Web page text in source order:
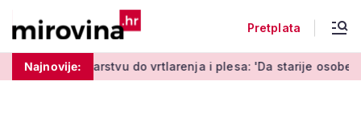
Pretplata
Najnovije:
do vrtlarenja i plesa: 'Da starije osobe ne ostavimo same'